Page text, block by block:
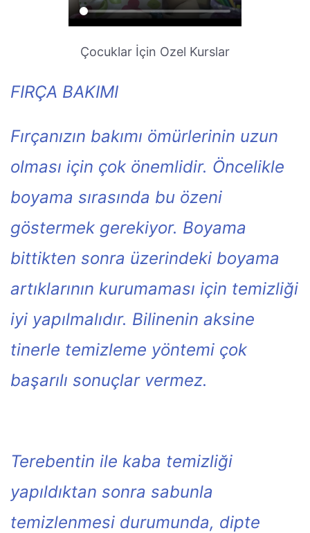
Çocuklar İçin Ozel Kurslar
FIRÇA BAKIMI
Fırçanızın bakımı ömürlerinin uzun
olması için çok önemlidir. Öncelikle
boyama sırasında bu özeni
göstermek gerekiyor. Boyama
bittikten sonra üzerindeki boyama
artıklarının kurumaması için temizliği
iyi yapılmalıdır. Bilinenin aksine
tinerle temizleme yöntemi çok
başarılı sonuçlar vermez.
Terebentin ile kaba temizliği
yapıldıktan sonra sabunla
temizlenmesi durumunda, dipte